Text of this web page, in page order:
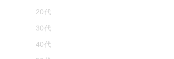
20代
30代
40代